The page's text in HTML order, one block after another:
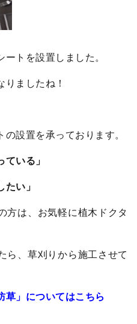
トを設置しました。
ましたね！
設置を承っております。
ている」
たい」
方は、お気軽に植木ドクタ
ら、草刈りから施工させて
草」についてはこちら